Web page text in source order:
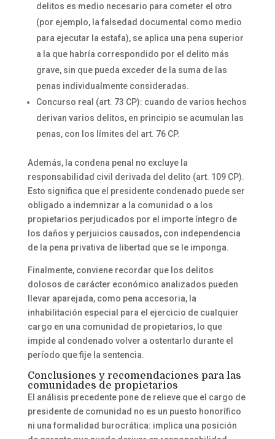
delitos es medio necesario para cometer el otro
(por ejemplo, la falsedad documental como medio
para ejecutar la estafa), se aplica una pena superior
a la que habría correspondido por el delito más
grave, sin que pueda exceder de la suma de las
penas individualmente consideradas.
Concurso real (art. 73 CP): cuando de varios hechos
derivan varios delitos, en principio se acumulan las
penas, con los límites del art. 76 CP.
Además, la condena penal no excluye la
responsabilidad civil derivada del delito (art. 109 CP).
Esto significa que el presidente condenado puede ser
obligado a indemnizar a la comunidad o a los
propietarios perjudicados por el importe íntegro de
los daños y perjuicios causados, con independencia
de la pena privativa de libertad que se le imponga.
Finalmente, conviene recordar que los delitos
dolosos de carácter económico analizados pueden
llevar aparejada, como pena accesoria, la
inhabilitación especial para el ejercicio de cualquier
cargo en una comunidad de propietarios, lo que
impide al condenado volver a ostentarlo durante el
período que fije la sentencia.
Conclusiones y recomendaciones para las
comunidades de propietarios
El análisis precedente pone de relieve que el cargo de
presidente de comunidad no es un puesto honorífico
ni una formalidad burocrática: implica una posición